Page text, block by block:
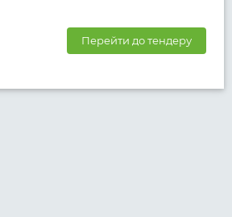
Перейти до тендеру